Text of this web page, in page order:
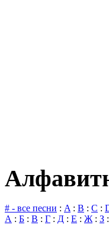
# - все песни : A: B : C :
А : Б : В : Г : Д : Е : Ж: З :